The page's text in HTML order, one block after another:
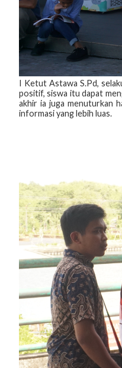
I Ketut Astawa S.Pd,
positif, siswa itu dapat
akhir ia juga menuturkan
informasi yang lebih luas.